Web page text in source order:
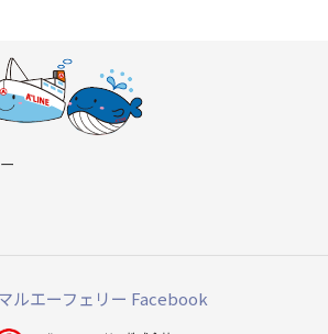
ルエーフェリー Facebook